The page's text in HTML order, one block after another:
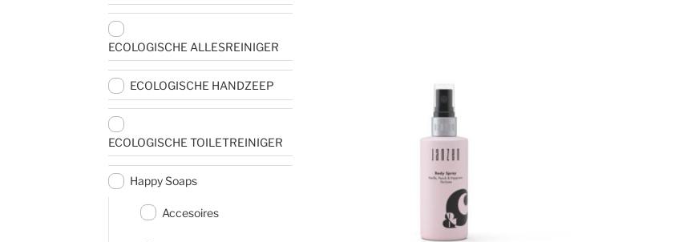
ECOLOGISCHE ALLESREINIGER
ECOLOGISCHE HANDZEEP
ECOLOGISCHE TOILETREINIGER
Happy Soaps
Accesoires